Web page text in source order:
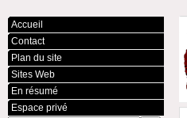
Accueil
Contact
Plan du site
Sites Web
En résumé
Espace privé